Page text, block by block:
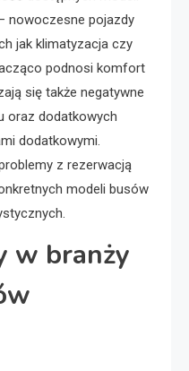
nowoczesne pojazdy
jak klimatyzacja czy
podnosi komfort
się także negatywne
oraz dodatkowych
dodatkowymi.
z rezerwacją
modeli busów
w branży